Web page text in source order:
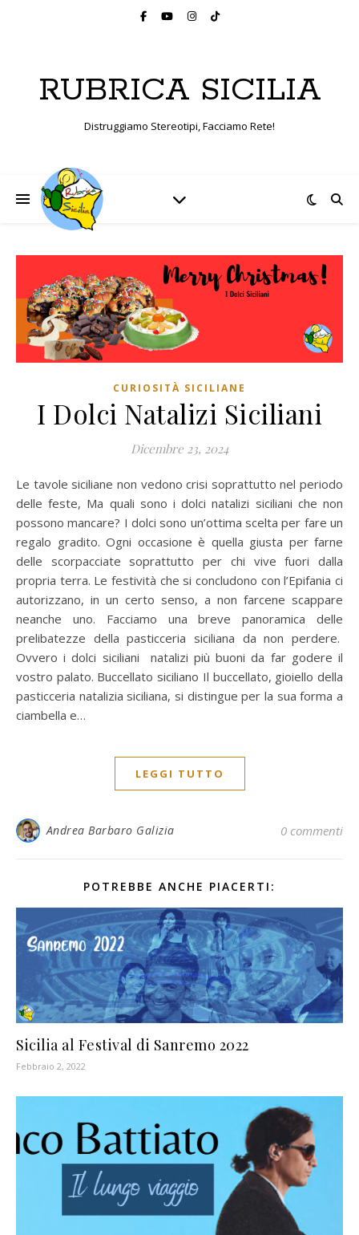
RUBRICA SICILIA
Distruggiamo Stereotipi, Facciamo Rete!
CURIOSITÀ SICILIANE
I Dolci Natalizi Siciliani
Dicembre 23, 2024
Le tavole siciliane non vedono crisi soprattutto nel periodo
delle feste, Ma quali sono i dolci natalizi siciliani che non
possono mancare? I dolci sono un’ottima scelta per fare un
regalo gradito. Ogni occasione è quella giusta per farne
delle scorpacciate soprattutto per chi vive fuori dalla
propria terra. Le festività che si concludono con l’Epifania ci
autorizzano, in un certo senso, a non farcene scappare
neanche uno. Facciamo una breve panoramica delle
prelibatezze della pasticceria siciliana da non perdere.
Ovvero i dolci siciliani natalizi più buoni da far godere il
vostro palato. Buccellato siciliano Il buccellato, gioiello della
pasticceria natalizia siciliana, si distingue per la sua forma a
ciambella e…
LEGGI TUTTO
Andrea Barbaro Galizia 0 commenti
POTREBBE ANCHE PIACERTI:
Sicilia al Festival di Sanremo 2022
Febbraio 2, 2022